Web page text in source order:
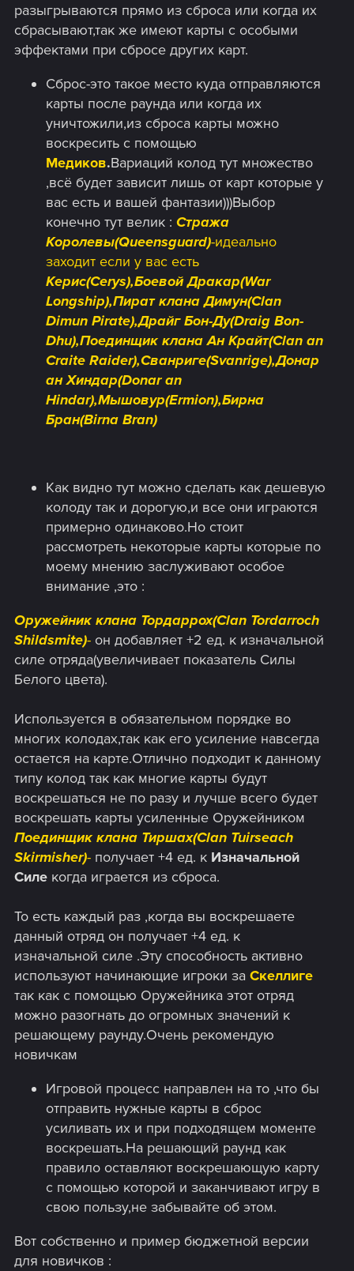
разыгрываются прямо из сброса или когда их
сбрасывают,так же имеют карты с особыми
эффектами при сбросе других карт.
Сброс-это такое место куда отправляются
карты после раунда или когда их
уничтожили,из сброса карты можно
воскресить с помощью
Медиков.Вариаций колод тут множество
,всё будет зависит лишь от карт которые у
вас есть и вашей фантазии)))Выбор
конечно тут велик : Стража
Королевы(Queensguard)-идеально
заходит если у вас есть
Керис(Cerys),Боевой Дракар(War
Longship),Пират клана Димун(Clan
Dimun Pirate),Драйг Бон-Ду(Draig Bon-
Dhu),Поединщик клана Ан Крайт(Clan an
Craite Raider),Сванриге(Svanrige),Донар
ан Хиндар(Donar an
Hindar),Мышовур(Ermion),Бирна
Бран(Birna Bran)
Как видно тут можно сделать как дешевую
колоду так и дорогую,и все они играются
примерно одинаково.Но стоит
рассмотреть некоторые карты которые по
моему мнению заслуживают особое
внимание ,это :
Оружейник клана Тордаррох(Clan Tordarroch
Shildsmite)- он добавляет +2 ед. к изначальной
силе отряда(увеличивает показатель Силы
Белого цвета).
Используется в обязательном порядке во
многих колодах,так как его усиление навсегда
остается на карте.Отлично подходит к данному
типу колод так как многие карты будут
воскрешаться не по разу и лучше всего будет
воскрешать карты усиленные Оружейником
Поединщик клана Тиршах(Clan Tuirseach
Skirmisher)- получает +4 ед. к Изначальной
Силе когда играется из сброса.
То есть каждый раз ,когда вы воскрешаете
данный отряд он получает +4 ед. к
изначальной силе .Эту способность активно
используют начинающие игроки за Скеллиге
так как с помощью Оружейника этот отряд
можно разогнать до огромных значений к
решающему раунду.Очень рекомендую
новичкам
Игровой процесс направлен на то ,что бы
отправить нужные карты в сброс
усиливать их и при подходящем моменте
воскрешать.На решающий раунд как
правило оставляют воскрешающую карту
с помощью которой и заканчивают игру в
свою пользу,не забывайте об этом.
Вот собственно и пример бюджетной версии
для новичков :